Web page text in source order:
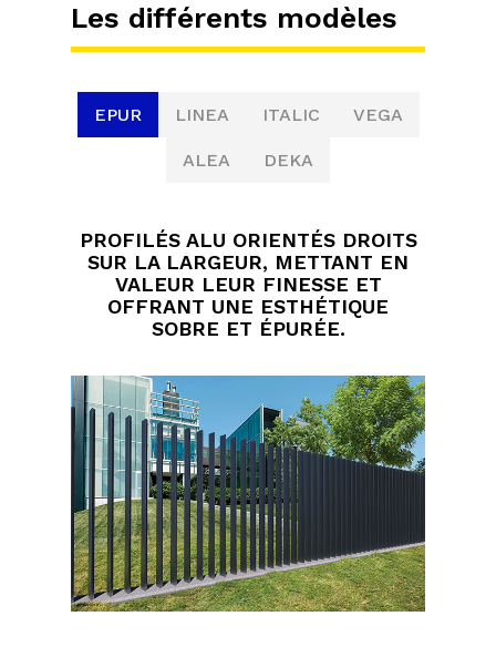
Les différents modèles
EPUR LINEA ITALIC VEGA
ALEA DEKA
PROFILÉS ALU ORIENTÉS DROITS
SUR LA LARGEUR, METTANT EN
VALEUR LEUR FINESSE ET
OFFRANT UNE ESTHÉTIQUE
SOBRE ET ÉPURÉE.